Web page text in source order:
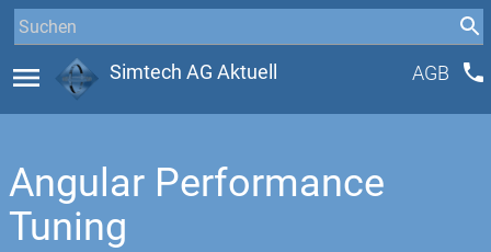
menu Simtech AG Aktuell AGB phone
Angular Performance
Tuning